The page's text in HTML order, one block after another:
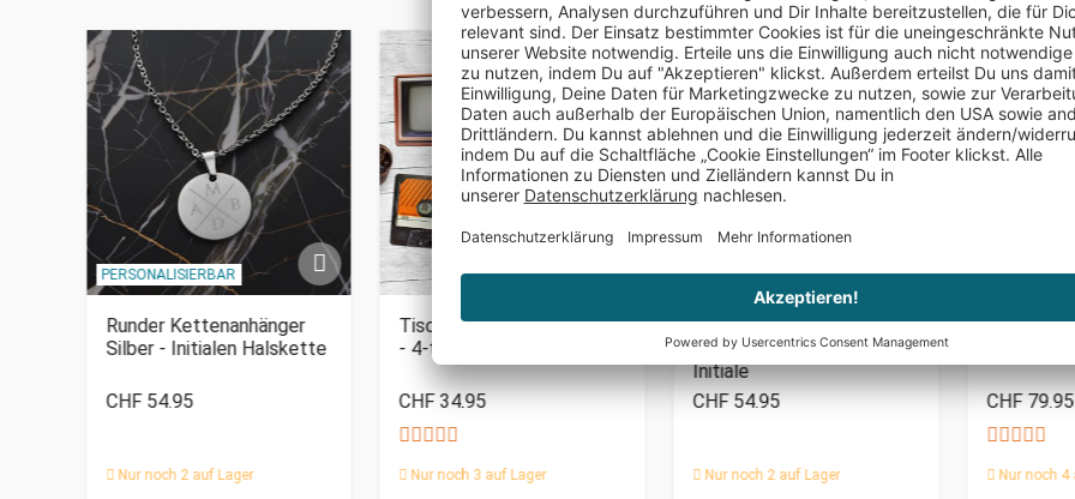
PERSONALISIERBAR
Runder Kettenanhänger
Silber - Initialen Halskette
CHF 54.95
Nur noch 2 auf Lager
Tischset im Vintage Look
- 4-teilig
CHF 34.95
Nur noch 3 auf Lager
PERSONALISIERBAR
Runder Kettenanhänger
Silber - Sternbild mit
Initiale
CHF 54.95
Nur noch 2 auf Lager
Riesen
CHF 79.95
Nur noch 4